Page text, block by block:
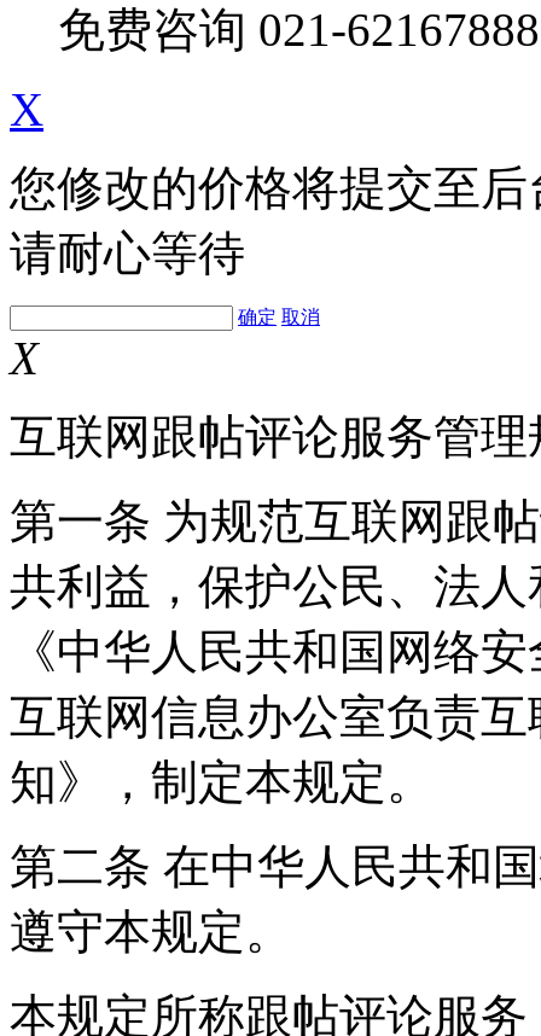
免费咨询 021-62167888
X
您修改的价格将提交至
请耐心等待
确定 取消
X
互联网跟帖评论服务管理
第一条 为规范互联网跟
共利益，保护公民、法
《中华人民共和国网络
互联网信息办公室负责
知》，制定本规定。
第二条 在中华人民共和
遵守本规定。
本规定所称跟帖评论服